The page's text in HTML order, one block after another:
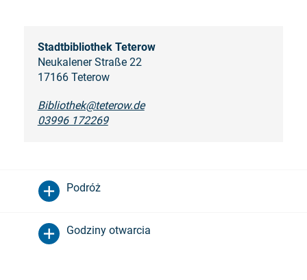
Stadtbibliothek Teterow
Neukalener Straße 22
17166 Teterow
Bibliothek@teterow.de
03996 172269
Podróż
Godziny otwarcia